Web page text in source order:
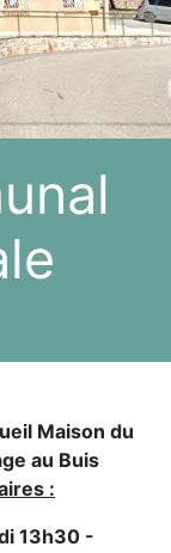
Maison du
au Buis
:
13h30 -